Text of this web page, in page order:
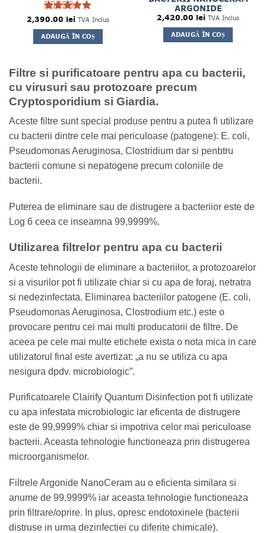
Evaluat la
5din 5
2,390.00 lei TVA Inclus
ADAUGĂ ÎN COȘ
ARGONIDE
2,420.00 lei TVA Inclus
ADAUGĂ ÎN COȘ
Filtre si purificatoare pentru apa cu bacterii,
cu virusuri sau protozoare precum
Cryptosporidium si Giardia.
Aceste filtre sunt special produse pentru a putea fi utilizare
cu bacterii dintre cele mai periculoase (patogene): E. coli,
Pseudomonas Aeruginosa, Clostridium dar si penbtru
bacterii comune si nepatogene precum coloniile de
bacterii.
Puterea de eliminare sau de distrugere a bacteriior este de
Log 6 ceea ce inseamna 99,9999%.
Utilizarea filtrelor pentru apa cu bacterii
Aceste tehnologii de eliminare a bacteriilor, a protozoarelor
si a visurilor pot fi utilizate chiar si cu apa de foraj, netratra
si nedezinfectata. Eliminarea bacteriilor patogene (E. coli,
Pseudomonas Aeruginosa, Clostrodium etc.) este o
provocare pentru cei mai multi producatorii de filtre. De
aceea pe cele mai multe etichete exista o nota mica in care
utilizatorul final este avertizat: „a nu se utiliza cu apa
nesigura dpdv. microbiologic”.
Purificatoarele Clairify Quantum Disinfection pot fi utilizate
cu apa infestata microbiologic iar eficenta de distrugere
este de 99,9999% chiar si impotriva celor mai periculoase
bacterii. Aceasta tehnologie functioneaza prin distrugerea
microorganismelor.
Filtrele Argonide NanoCeram au o eficienta similara si
anume de 99,9999% iar aceasta tehnologie functioneaza
prin filtrare/oprire. In plus, opresc endotoxinele (bacterii
distruse in urma dezinfectiei cu diferite chimicale).